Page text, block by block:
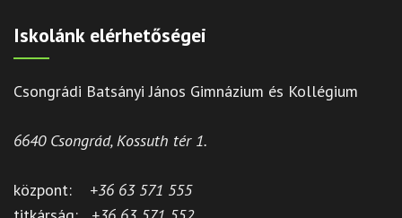
Iskolánk elérhetőségei
Csongrádi Batsányi János Gimnázium és Kollégium
6640 Csongrád, Kossuth tér 1.
központ: +36 63 571 555